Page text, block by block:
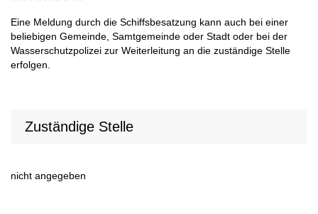
Eine Meldung durch die Schiffsbesatzung kann auch bei einer
beliebigen Gemeinde, Samtgemeinde oder Stadt oder bei der
Wasserschutzpolizei zur Weiterleitung an die zuständige Stelle
erfolgen.
Zuständige Stelle
nicht angegeben